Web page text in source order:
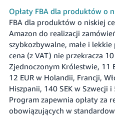
Opłaty FBA dla produktów o
FBA dla produktów o niskiej
Amazon do realizacji
szybkozbywalne, małe i
cena (z VAT) nie przekracza 10
Zjednoczonym Królestwie, 11
12 EUR w Holandii, Francji,
Hiszpanii, 140 SEK w Szwecji i
Program zapewnia opłaty za
obowiązujących w